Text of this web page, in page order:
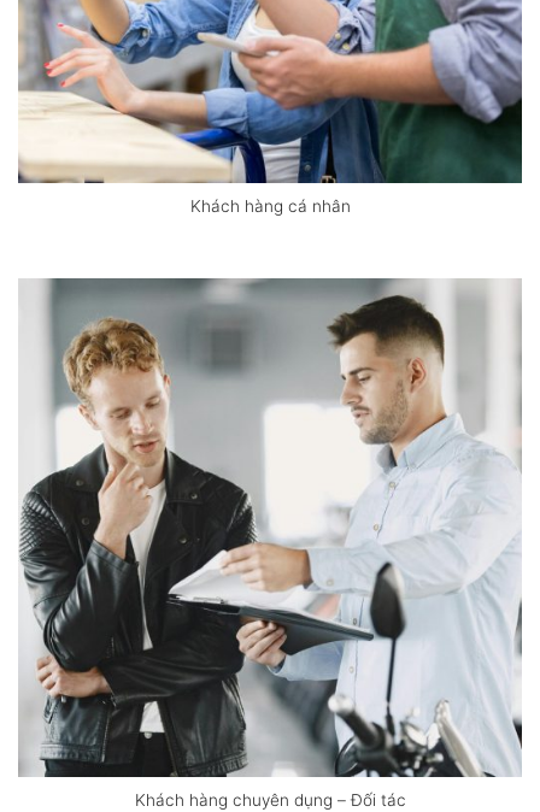
Khách hàng cá nhân
Khách hàng chuyên dụng – Đối tác